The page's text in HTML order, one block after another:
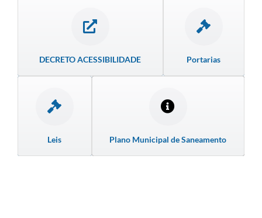
DECRETO ACESSIBILIDADE Portarias
Leis Plano Municipal de Saneamento